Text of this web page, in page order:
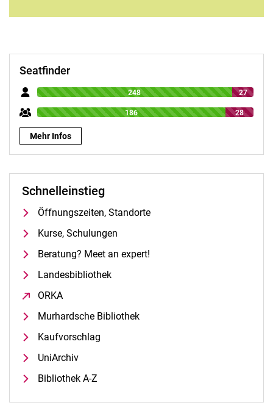
Seatfinder
248 27
186 28
Mehr Infos
Schnelleinstieg
Öffnungszeiten, Standorte
Kurse, Schulungen
Beratung? Meet an expert!
Landesbibliothek
ORKA
Murhardsche Bibliothek
Kaufvorschlag
UniArchiv
Bibliothek A-Z